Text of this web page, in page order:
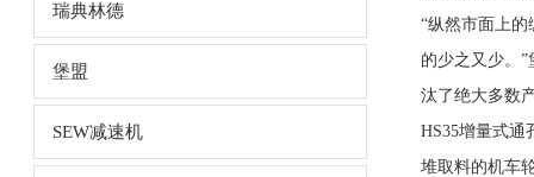
瑞典林德
堡盟
SEW减速机
“纵然市面上
的少之又少。
汰了绝大多数
HS35增量式通
堆取料的机车